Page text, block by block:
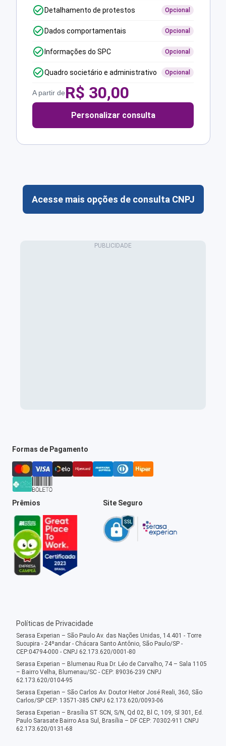
Detalhamento de protestos Opcional
Dados comportamentais Opcional
Informações do SPC Opcional
Quadro societário e administrativo Opcional
A partir deR$ 30,00
Personalizar consulta
Acesse mais opções de consulta CNPJ
Formas de Pagamento
Prêmios Site Seguro
Políticas de Privacidade
Serasa Experian – São Paulo Av. das Nações Unidas, 14.401 - Torre
Sucupira - 24ºandar - Chácara Santo Antônio, São Paulo/SP -
CEP:04794-000 - CNPJ 62.173.620/0001-80
Serasa Experian – Blumenau Rua Dr. Léo de Carvalho, 74 – Sala 1105
– Bairro Velha, Blumenau/SC - CEP: 89036-239 CNPJ
62.173.620/0104-95
Serasa Experian – São Carlos Av. Doutor Heitor José Reali, 360, São
Carlos/SP CEP: 13571-385 CNPJ 62.173.620/0093-06
Serasa Experian – Brasília ST SCN, S/N, Qd 02, Bl C, 109, Sl 301, Ed.
Paulo Sarasate Bairro Asa Sul, Brasília – DF CEP: 70302-911 CNPJ
62.173.620/0131-68